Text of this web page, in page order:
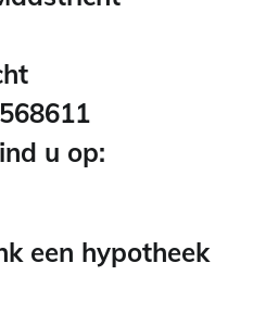
u op:
een hypotheek